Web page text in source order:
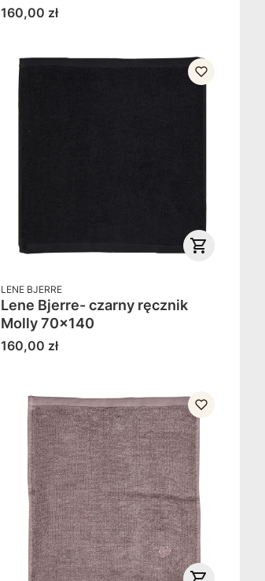
Cena
160,00 zł
PRODUCENT
LENE BJERRE
Lene Bjerre- czarny ręcznik
Molly 70x140
Cena
160,00 zł